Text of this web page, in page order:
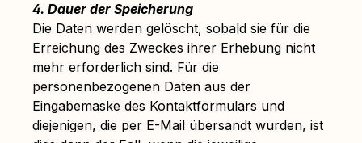
4. Dauer der Speicherung
Die Daten werden gelöscht, sobald sie für die
Erreichung des Zweckes ihrer Erhebung nicht
mehr erforderlich sind. Für die
personenbezogenen Daten aus der
Eingabemaske des Kontaktformulars und
diejenigen, die per E-Mail übersandt wurden, ist